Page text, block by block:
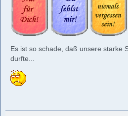
Es ist so schade, daß unsere starke
durfte...